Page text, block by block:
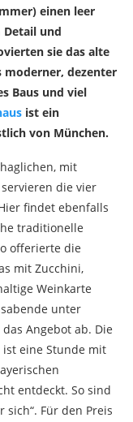
einen leer
Detail und
sie das alte
moderner, dezenter
Baus und viel
ist ein
von München.
mit
die vier
findet ebenfalls
traditionelle
offerierte die
mit Zucchini,
Weinkarte
unter
Angebot ab. Die
eine Stunde mit
entdeckt. So sind
Für den Preis